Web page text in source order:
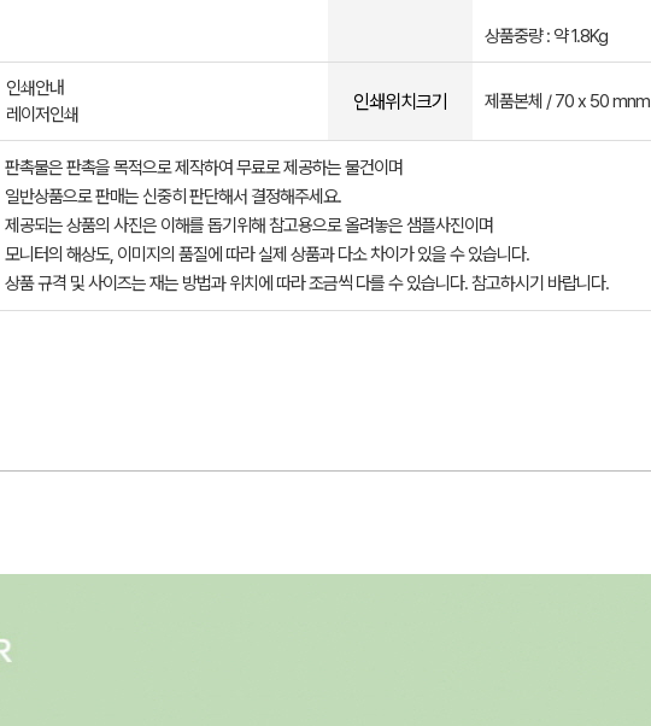
상품중량 : 약 1.8Kg
인쇄안내
레이저인쇄
인쇄위치크기 제품본체 / 70 x 50 mnm
판촉물은 판촉을 목적으로 제작하여 무료로 제공하는 물건이며
일반상품으로 판매는 신중히 판단해서 결정해주세요.
제공되는 상품의 사진은 이해를 돕기위해 참고용으로 올려놓은 샘플사진이며
모니터의 해상도, 이미지의 품질에 따라 실제 상품과 다소 차이가 있을 수 있습니다.
상품 규격 및 사이즈는 재는 방법과 위치에 따라 조금씩 다를 수 있습니다. 참고하시기 바랍니다.